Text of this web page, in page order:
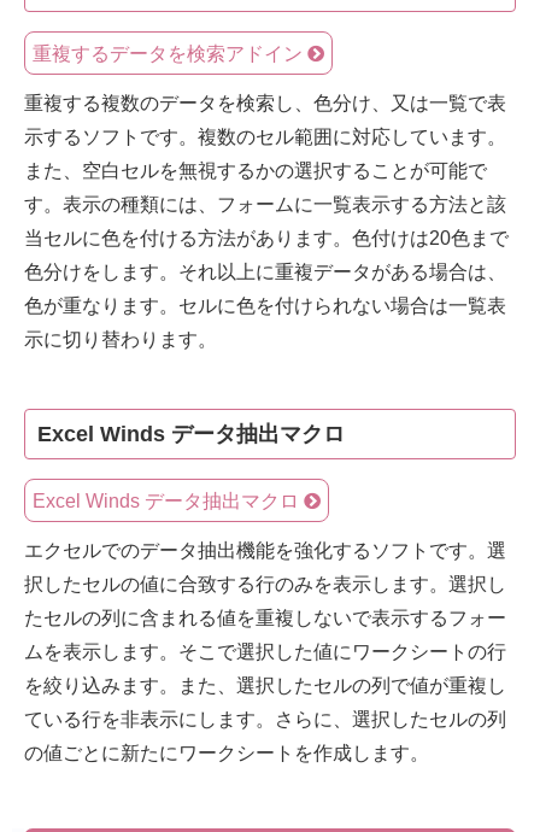
重複するデータを検索アドイン
重複する複数のデータを検索し、色分け、又は一覧で表
示するソフトです。複数のセル範囲に対応しています。
また、空白セルを無視するかの選択することが可能で
す。表示の種類には、フォームに一覧表示する方法と該
当セルに色を付ける方法があります。色付けは20色まで
色分けをします。それ以上に重複データがある場合は、
色が重なります。セルに色を付けられない場合は一覧表
示に切り替わります。
Excel Winds データ抽出マクロ
Excel Winds データ抽出マクロ
エクセルでのデータ抽出機能を強化するソフトです。選
択したセルの値に合致する行のみを表示します。選択し
たセルの列に含まれる値を重複しないで表示するフォー
ムを表示します。そこで選択した値にワークシートの行
を絞り込みます。また、選択したセルの列で値が重複し
ている行を非表示にします。さらに、選択したセルの列
の値ごとに新たにワークシートを作成します。